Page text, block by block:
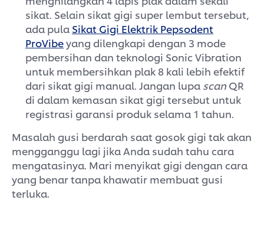
sikat. Selain sikat gigi super lembut tersebut,
ada pula Sikat Gigi Elektrik Pepsodent
ProVibeyang dilengkapi dengan 3 mode
pembersihan dan teknologi Sonic Vibration
untuk membersihkan plak 8 kali lebih efektif
dari sikat gigi manual. Jangan lupa scanQR
di dalam kemasan sikat gigi tersebut untuk
registrasi garansi produk selama 1 tahun.
Masalah gusi berdarah saat gosok gigi tak akan
mengganggu lagi jika Anda sudah tahu cara
mengatasinya. Mari menyikat gigi dengan cara
yang benar tanpa khawatir membuat gusi
terluka.